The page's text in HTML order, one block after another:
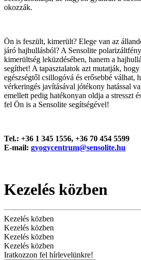
okozzák.
Ön is feszült, kimerült? Elege van az
járó hajhullásból? A Sensolite
kimerültség leküzdésében, hanem a
segíthet! A tapasztalatok azt mutatják,
egészségtől csillogóvá és erősebbé válhat,
vérkeringés javításával jótékony hatással
emellett pedig hatékonyan oldja a stresszt
fel Ön is a Sensolite segítségével!
Tel.: +36 1 345 1556, +36 70 454 5599
E-mail: gyogycentrum@sensolite.hu
Kezelés közben
Kezelés közben
Kezelés közben
Kezelés közben
Kezelés közben
Iratkozzon fel hírlevelünkre!